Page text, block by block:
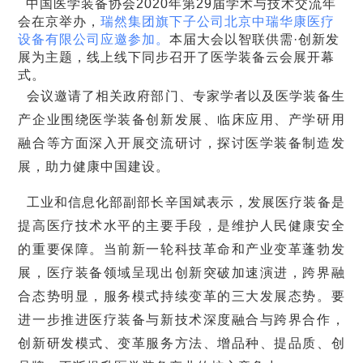
的有力武器。在未来，要加速提升医学装备等公共卫生设施设
备保障能力，聚焦新时代国家公共安全的新需要，加快构建强
大的公共卫生服务体系。 工业和信息化部装备工业一司司长罗
俊杰表示，在疫情防控工作中发现当前我国医疗装备产业发展
方面存在着关键原材料和关键部件尚待突破、产品性能和品质
急需提升等短版弱项问题。要充分发挥新型举国体制优势和超
大规模市场的优势，坚持市场在配置资源中的决定性作用，以
企业为主体，临床需求为导向，加强人工智能、5G等新技术的
应用，共同推动高端医疗装备安全可靠发展。 “新冠肺炎疫情
不仅改变了临床常规模式，也对医学装备提出了新的需求。”中
国工程院院士、国家卫健委高级别专家组成员、传染病诊治国
公共卫生建设，加强大数据+区块链一体化的响应体系，尽量
做到数据共享，推动互联网医院的建设与发展，平战结合，建
立集医疗、科研、教育、预防、产业化为一体的传染病防控体
系。 东南大学附属中大医院副院长邱海波教授表示，高水平综
合性医院应该在重大疫情时发挥战略支撑的关键性作用。他建
议在未来的医学学科体系中需要加强危重症相关的临床学科的
建设，进一步完善危重症学科的人才梯队。
中国医学装备协会2020年第29届学术与技术交流年
会在京举办，瑞然集团旗下子公司北京中瑞华康医疗
设备有限公司应邀参加。本届大会以智联供需 ·创新发
展为主题，线上线下同步召开了医学装备云会展开幕
式。
会议邀请了相关政府部门、专家学者以及医学装备生
产企业围绕医学装备创新发展、临床应用、产学研用
融合等方面深入开展交流研讨，探讨医学装备制造发
展，助力健康中国建设。
工业和信息化部副部长辛国斌表示，发展医疗装备是
提高医疗技术水平的主要手段，是维护人民健康安全
的重要保障。当前新一轮科技革命和产业变革蓬勃发
展，医疗装备领域呈现出创新突破加速演进，跨界融
合态势明显，服务模式持续变革的三大发展态势。要
进一步推进医疗装备与新技术深度融合与跨界合作，
创新研发模式、变革服务方法、增品种、提品质、创